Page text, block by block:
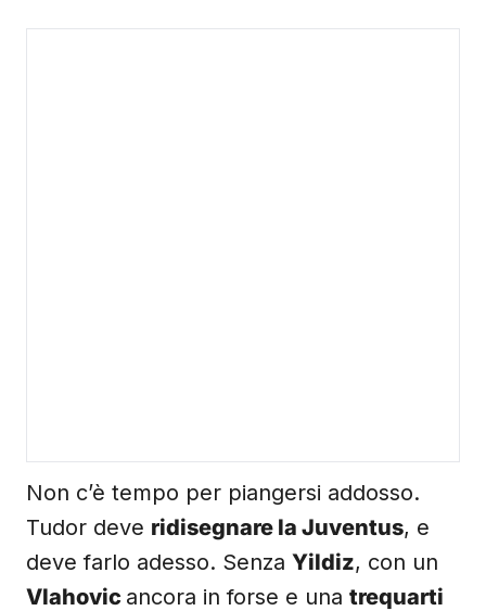
Non c’è tempo per piangersi addosso.
Tudor deve ridisegnare la Juventus, e
deve farlo adesso. Senza Yildiz, con un
Vlahovic ancora in forse e una trequarti